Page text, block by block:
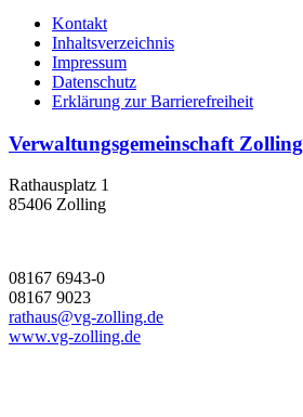
Kontakt
Inhaltsverzeichnis
Impressum
Datenschutz
Erklärung zur Barrierefreiheit
Verwaltungsgemeinschaft Zolling
Rathausplatz 1
85406 Zolling
08167 6943-0
08167 9023
rathaus@vg-zolling.de
www.vg-zolling.de